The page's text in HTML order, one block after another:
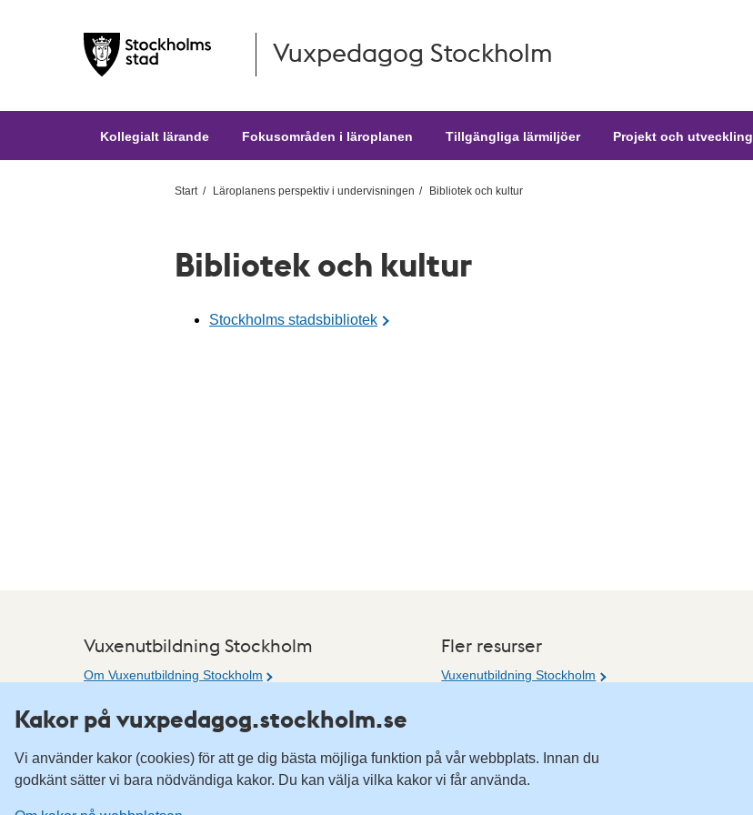
Hoppa till huvudinnehållet Vuxpedagog Stockholm
Kollegialt lärande Fokusområden i läroplanen Tillgängliga lärmiljöer Projekt och utveckling
Start Läroplanens perspektiv i undervisningen Bibliotek och kultur
Bibliotek och kultur
Stockholms stadsbibliotek
Vuxenutbildning Stockholm
Om Vuxenutbildning Stockholm
Om kakor på webbplatsen
Fler resurser
Vuxenutbildning Stockholm
Kakor på vuxpedagog.stockholm.se
Vi använder kakor (cookies) för att ge dig bästa möjliga funktion på vår webbplats. Innan du
godkänt sätter vi bara nödvändiga kakor. Du kan välja vilka kakor vi får använda.